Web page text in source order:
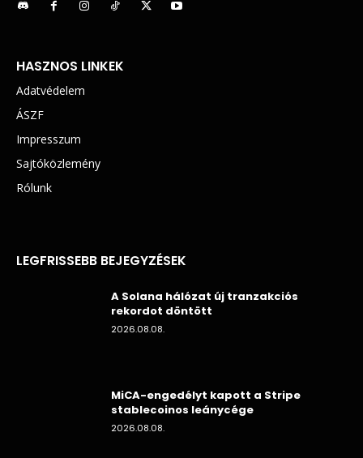
HASZNOS LINKEK
Adatvédelem
ÁSZF
Impresszum
Sajtóközlemény
Rólunk
LEGFRISSEBB BEJEGYZÉSEK
A Solana hálózat új tranzakciós
rekordot döntött
2026.08.08.
MiCA-engedélyt kapott a Stripe
stablecoinos leánycége
2026.08.08.